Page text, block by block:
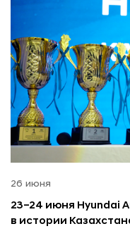
26 июня
23–24 июня Hyundai
в истории